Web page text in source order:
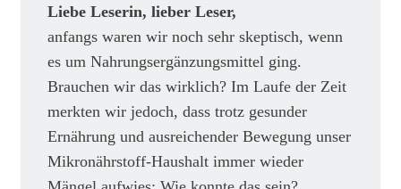
Liebe Leserin, lieber Leser,
anfangs waren wir noch sehr skeptisch, wenn
es um Nahrungsergänzungsmittel ging.
Brauchen wir das wirklich? Im Laufe der Zeit
merkten wir jedoch, dass trotz gesunder
Ernährung und ausreichender Bewegung unser
Mikronährstoff-Haushalt immer wieder